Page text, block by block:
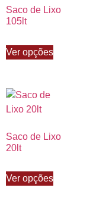
Saco de Lixo
105lt
Ver opções
Saco de Lixo
20lt
Ver opções